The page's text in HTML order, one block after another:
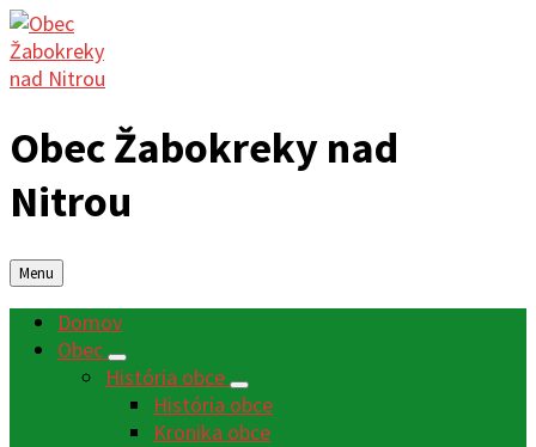
Obec Žabokreky nad
Nitrou
Menu
Domov
Obec
História obce
História obce
Kronika obce